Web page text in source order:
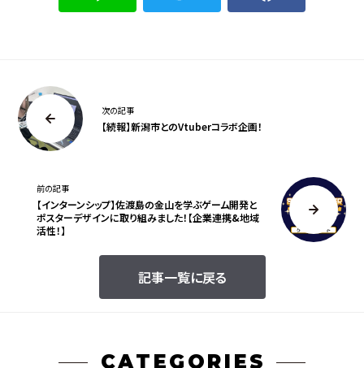
次の記事
【続報】新潟市とのVtuberコラボ企画！
記事一覧に戻る
前の記事
【インターンシップ】佐渡島の金山を学ぶゲーム開発と
ポスターデザインに取り組みました！【企業連携&地域
活性！】
CATEGORIES